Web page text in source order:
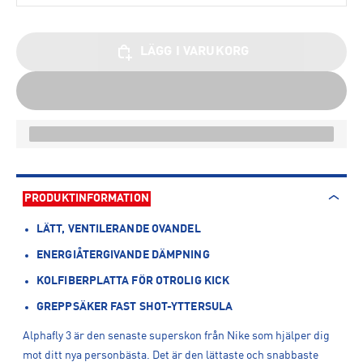
PRODUKTINFORMATION
LÄTT, VENTILERANDE OVANDEL
ENERGIÅTERGIVANDE DÄMPNING
KOLFIBERPLATTA FÖR OTROLIG KICK
GREPPSÄKER FAST SHOT-YTTERSULA
Alphafly 3 är den senaste superskon från Nike som hjälper dig
mot ditt nya personbästa. Det är den lättaste och snabbaste